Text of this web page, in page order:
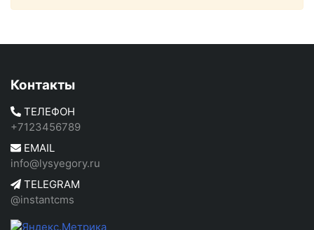
Контакты
ТЕЛЕФОН
+7123456789
EMAIL
info@lysyegory.ru
TELEGRAM
@instantcms